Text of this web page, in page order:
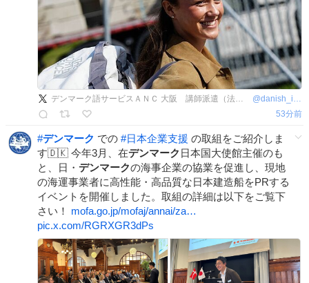
デンマーク語サービスＡＮＣ 大阪 講師派遣（法人向け語学研修）、翻訳、通訳、オンラインレッスンなど @danish_info
53分前
#デンマーク での #日本企業支援 の取組をご紹介しま
す🇩🇰 今年3月、在デンマーク 日本国大使館主催のも
と、日・ デンマークの海事企業の協業を促進し、現地
の海運事業者に高性能・高品質な日本建造船をPRする
イベントを開催しました。取組の詳細は以下をご覧下
さい！ mofa.go.jp/mofaj/annai/za…
pic.x.com/RGRXGR3dPs